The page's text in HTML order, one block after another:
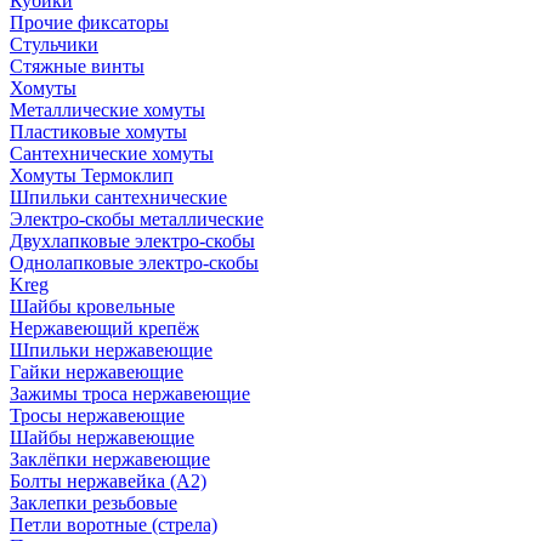
Прочие фиксаторы
Стульчики
Стяжные винты
Хомуты
Металлические хомуты
Пластиковые хомуты
Сантехнические хомуты
Хомуты Термоклип
Шпильки сантехнические
Электро-скобы металлические
Двухлапковые электро-скобы
Однолапковые электро-скобы
Kreg
Шайбы кровельные
Нержавеющий крепёж
Шпильки нержавеющие
Гайки нержавеющие
Зажимы троса нержавеющие
Тросы нержавеющие
Шайбы нержавеющие
Заклёпки нержавеющие
Болты нержавейка (А2)
Заклепки резьбовые
Петли воротные (стрела)